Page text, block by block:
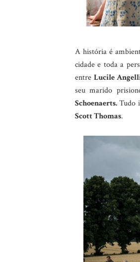
A história é
cidade e toda a
entre Lucile
seu marido
Schoenaerts.Tudo
Scott Thomas.